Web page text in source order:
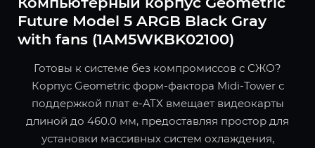
Future Model 5 ARGB Black Gray
with fans (1AM5WKBK02100)
Готовы к системе без компромиссов с СЖО?
Корпус Geometric форм-фактора Midi-Tower с
поддержкой плат e-ATX вмещает видеокарты
длиной до 460.0 мм, предоставляя простор для
установки массивных систем охлаждения,